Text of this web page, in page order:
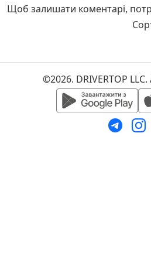
Щоб залишати коментарі,
©2026. DRIVERTOP